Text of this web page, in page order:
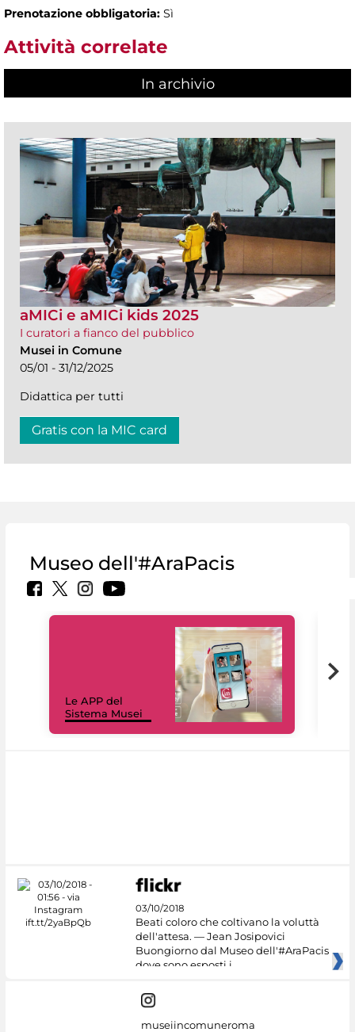
Prenotazione obbligatoria: Sì
Attività correlate
In archivio
aMICi e aMICi kids 2025
I curatori a fianco del pubblico
Musei in Comune
05/01 - 31/12/2025
Didattica per tutti
Gratis con la MIC card
Museo dell'#AraPacis
Le APP del
Sistema Musei
03/10/2018
Beati coloro che coltivano la voluttà
dell'attesa. — Jean Josipovici
Buongiorno dal Museo dell'#AraPacis
dove sono esposti i
museiincomuneroma